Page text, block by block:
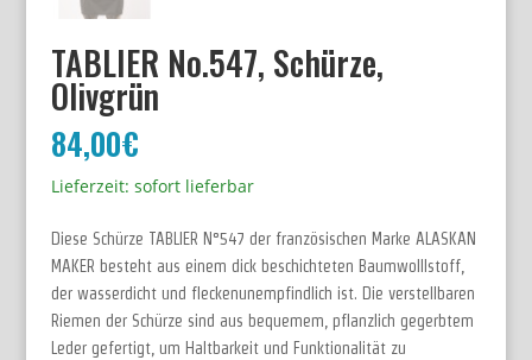
TABLIER No.547, Schürze,
Olivgrün
84,00€
Lieferzeit: sofort lieferbar
Diese Schürze TABLIER N°547 der französischen Marke ALASKAN
MAKER besteht aus einem dick beschichteten Baumwolllstoff,
der wasserdicht und fleckenunempfindlich ist. Die verstellbaren
Riemen der Schürze sind aus bequemem, pflanzlich gegerbtem
Leder gefertigt, um Haltbarkeit und Funktionalität zu